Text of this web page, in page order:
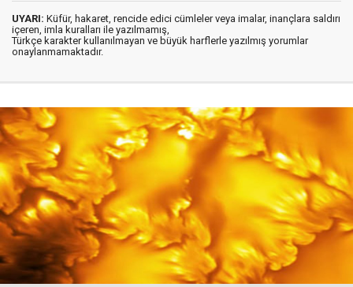
UYARI: Küfür, hakaret, rencide edici cümleler veya imalar, inançlara saldırı
içeren, imla kuralları ile yazılmamış,
Türkçe karakter kullanılmayan ve büyük harflerle yazılmış yorumlar
onaylanmamaktadır.